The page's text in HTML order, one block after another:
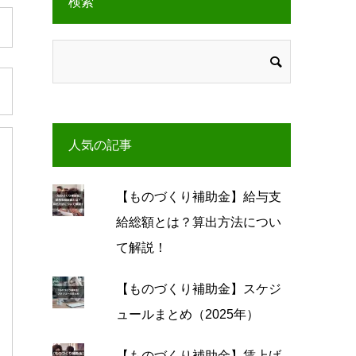
人気の記事
【ものづくり補助金】給与支
給総額とは？算出方法につい
て解説！
【ものづくり補助金】スケジ
ュールまとめ（2025年）